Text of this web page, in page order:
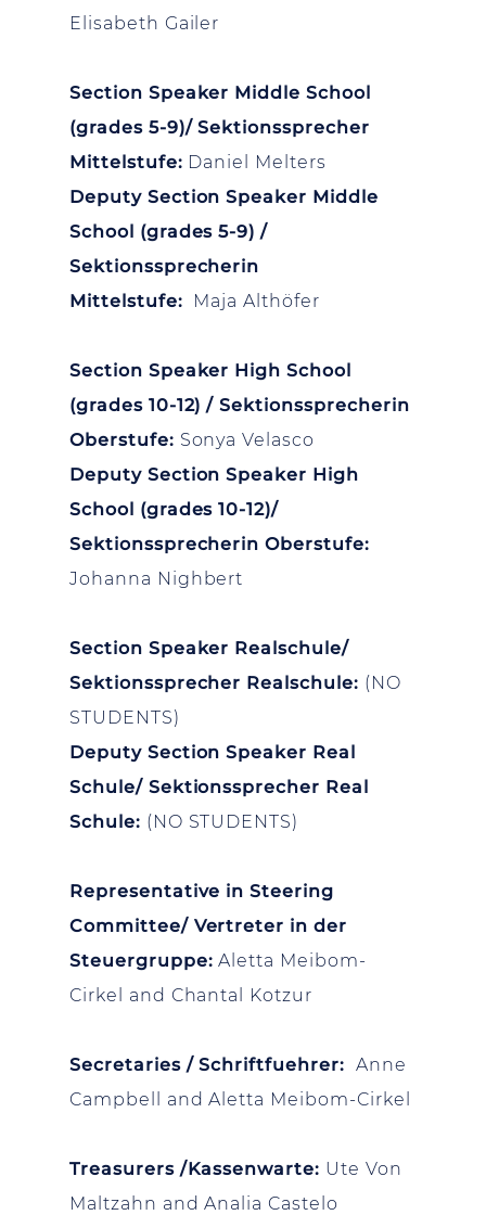
Elisabeth Gailer
Section Speaker Middle School
(grades 5-9)/ Sektionssprecher
Mittelstufe: Daniel Melters
Deputy Section Speaker Middle
School (grades 5-9) /
Sektionssprecherin
Mittelstufe: Maja Althöfer
Section Speaker High School
(grades 10-12) / Sektionssprecherin
Oberstufe: Sonya Velasco
Deputy Section Speaker High
School (grades 10-12)/
Sektionssprecherin Oberstufe:
Johanna Nighbert
Section Speaker Realschule/
Sektionssprecher Realschule: (NO
STUDENTS)
Deputy Section Speaker Real
Schule/ Sektionssprecher Real
Schule: (NO STUDENTS)
Representative in Steering
Committee/ Vertreter in der
Steuergruppe:Aletta Meibom-
Cirkel and Chantal Kotzur
Secretaries / Schriftfuehrer: Anne
Campbell and Aletta Meibom-Cirkel
Treasurers /Kassenwarte: Ute Von
Maltzahn and Analia Castelo